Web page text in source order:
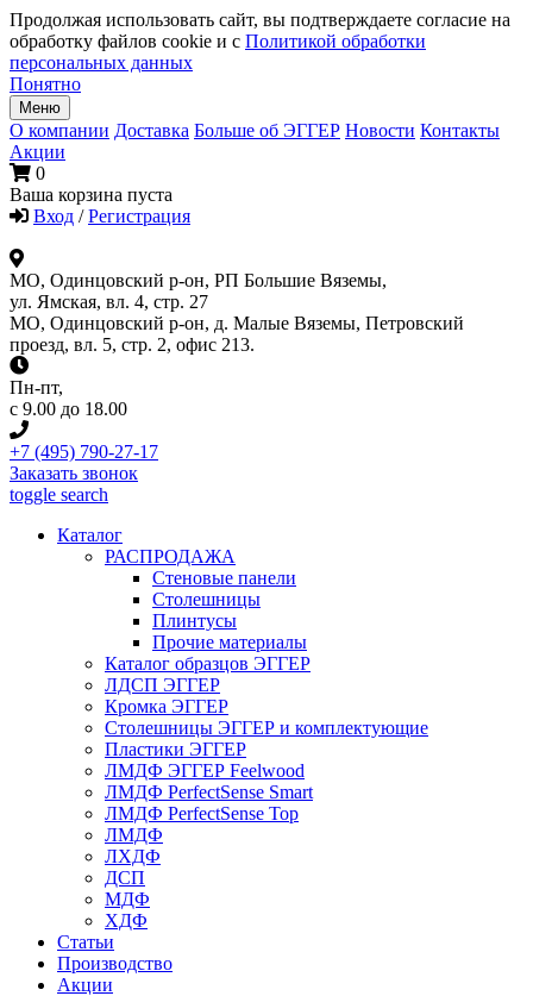
Продолжая использовать сайт, вы подтверждаете согласие на
обработку файлов cookie и с Политикой обработки
персональных данных
Понятно
Меню
О компании Доставка Больше об ЭГГЕР Новости Контакты
Акции
0
Ваша корзина пуста
Вход / Регистрация
МО, Одинцовский р-он, РП Большие Вяземы,
ул. Ямская, вл. 4, стр. 27
МО, Одинцовский р-он, д. Малые Вяземы, Петровский
проезд, вл. 5, стр. 2, офис 213.
Пн-пт,
с 9.00 до 18.00
+7 (495) 790-27-17
Заказать звонок
toggle search
Каталог
РАСПРОДАЖА
Стеновые панели
Столешницы
Плинтусы
Прочие материалы
Каталог образцов ЭГГЕР
ЛДСП ЭГГЕР
Кромка ЭГГЕР
Столешницы ЭГГЕР и комплектующие
Пластики ЭГГЕР
ЛМДФ ЭГГЕР Feelwood
ЛМДФ PerfectSense Smart
ЛМДФ PerfectSense Top
ЛМДФ
ЛХДФ
ДСП
МДФ
ХДФ
Статьи
Производство
Акции